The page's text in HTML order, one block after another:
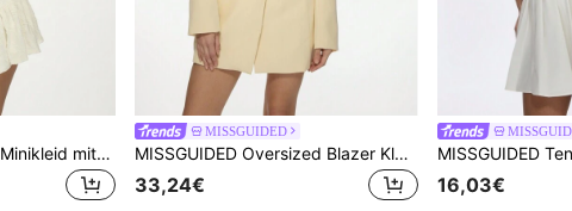
MISSGUIDED Devore Minikleid mit langen Ärmeln, Rüschendetail mit spitzem Saum, quadratischem Ausschnitt, für Party, Abend, Winter, Herbst, besondere Anlässe, elegant, verspielt, Feiertage
MISSGUIDED
MISSGUIDED Oversized Blazer Kleid, maßgeschneidert mit Knopfverschluss, Business-Professional, formell, Büro, Arbeit, Langarm, Revers, elegant, Winter, Party, Abendmode
33,24€ 16,03€